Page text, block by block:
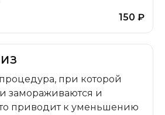
150 ₽
при которой
замораживаются и
приводит к уменьшению